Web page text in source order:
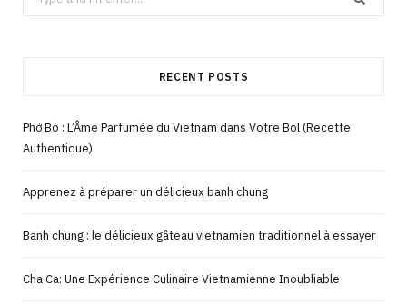
for:
RECENT POSTS
Phở Bò : L’Âme Parfumée du Vietnam dans Votre Bol (Recette
Authentique)
Apprenez à préparer un délicieux banh chung
Banh chung : le délicieux gâteau vietnamien traditionnel à essayer
Cha Ca: Une Expérience Culinaire Vietnamienne Inoubliable